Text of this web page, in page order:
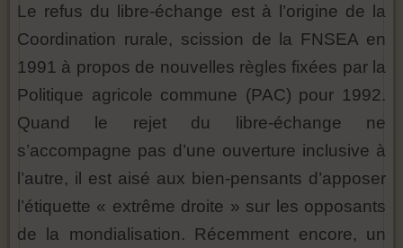
Le refus du libre-échange est à l’origine de la
Coordination rurale, scission de la FNSEA en
1991 à propos de nouvelles règles fixées par la
Politique agricole commune (PAC) pour 1992.
Quand le rejet du libre-échange ne
s’accompagne pas d’une ouverture inclusive à
l’autre, il est aisé aux bien-pensants d’apposer
l’étiquette « extrême droite » sur les opposants
de la mondialisation. Récemment encore, un